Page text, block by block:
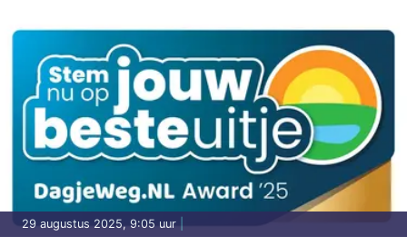
29 augustus 2025, 9:05 uur